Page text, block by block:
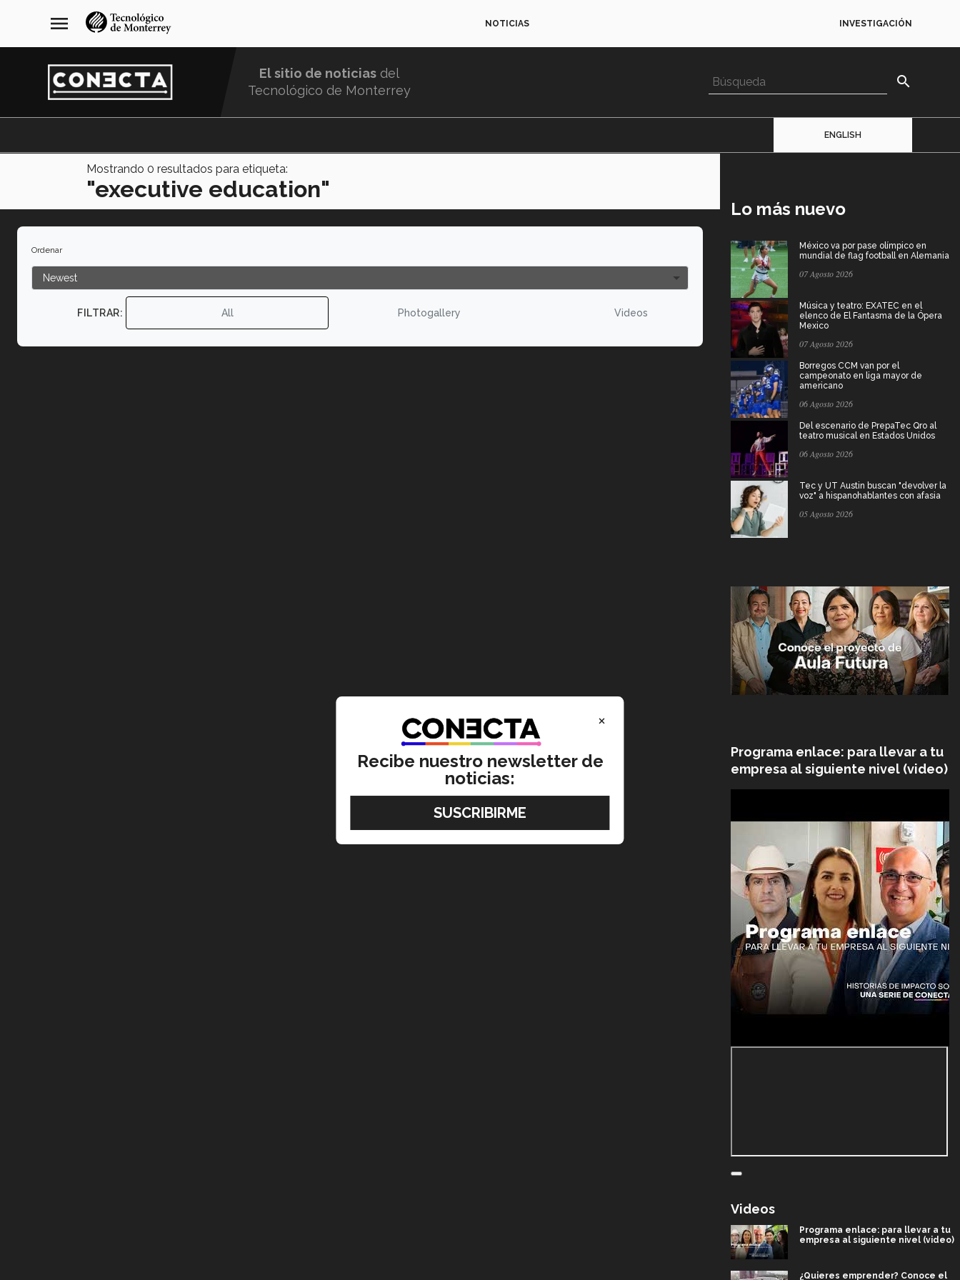
navegación
principal
menu NOTICIAS INVESTIGACIÓN
El sitio de noticias del
Tecnológico de Monterrey
search
ENGLISH
Mostrando 0 resultados para etiqueta:
"executive education"
Ordenar
FILTRAR: All Photogallery Videos
Lo más nuevo
México va por pase olímpico en
mundial de flag football en Alemania
07 Agosto 2026
Música y teatro: EXATEC en el
elenco de El Fantasma de la Ópera
Mexico
07 Agosto 2026
Borregos CCM van por el
campeonato en liga mayor de
americano
06 Agosto 2026
Del escenario de PrepaTec Qro al
teatro musical en Estados Unidos
06 Agosto 2026
Tec y UT Austin buscan "devolver la
voz" a hispanohablantes con afasia
05 Agosto 2026
Programa enlace: para llevar a tu
empresa al siguiente nivel (video)
Videos
Programa enlace: para llevar a tu
empresa al siguiente nivel (video)
¿Quieres emprender? Conoce el
×
Recibe nuestro newsletter de
noticias: